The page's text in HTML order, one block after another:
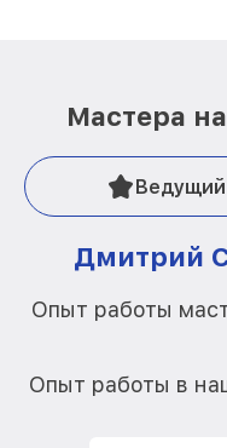
Мастера
Дмитрий
Опыт работы
Опыт работы в